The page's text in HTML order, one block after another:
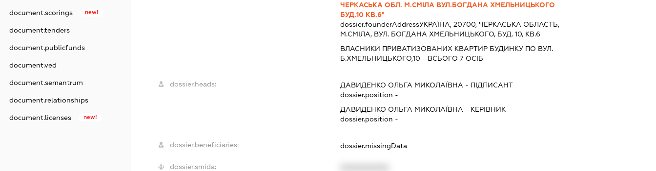
document.scorings new!
document.tenders
document.publicfunds
document.ved
document.semantrum
document.relationships
document.licenses new!
ЧЕРКАСЬКА ОБЛ. М.СМІЛА ВУЛ.БОГДАНА ХМЕЛЬНИЦЬКОГО
БУД.10 КВ.6"
dossier.founderAddressУКРАЇНА, 20700, ЧЕРКАСЬКА ОБЛАСТЬ,
М.СМІЛА, ВУЛ. БОГДАНА ХМЕЛЬНИЦЬКОГО, БУД. 10, КВ.6
ВЛАСНИКИ ПРИВАТИЗОВАНИХ КВАРТИР БУДИНКУ ПО ВУЛ.
Б.ХМЕЛЬНИЦЬКОГО,10 - ВСЬОГО 7 ОСІБ
dossier.heads: ДАВИДЕНКО ОЛЬГА МИКОЛАЇВНА - ПІДПИСАНТ
dossier.position -
ДАВИДЕНКО ОЛЬГА МИКОЛАЇВНА - КЕРІВНИК
dossier.position -
dossier.beneficiaries: dossier.missingData
dossier.smida: